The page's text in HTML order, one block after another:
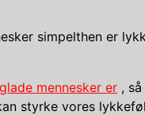
simpelthen er
mennesker er ,
styrke vores